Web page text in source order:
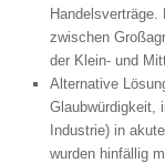
zwischen
der Klein- und
Alternative
Glaubwürdigkeit,
Industrie) in
wurden hinfällig